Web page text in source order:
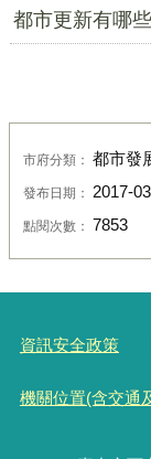
都市更新有哪
市府分類： 都市發
發布日期： 2017-
點閱次數： 7853
資訊安全政策
機關位置(含交通